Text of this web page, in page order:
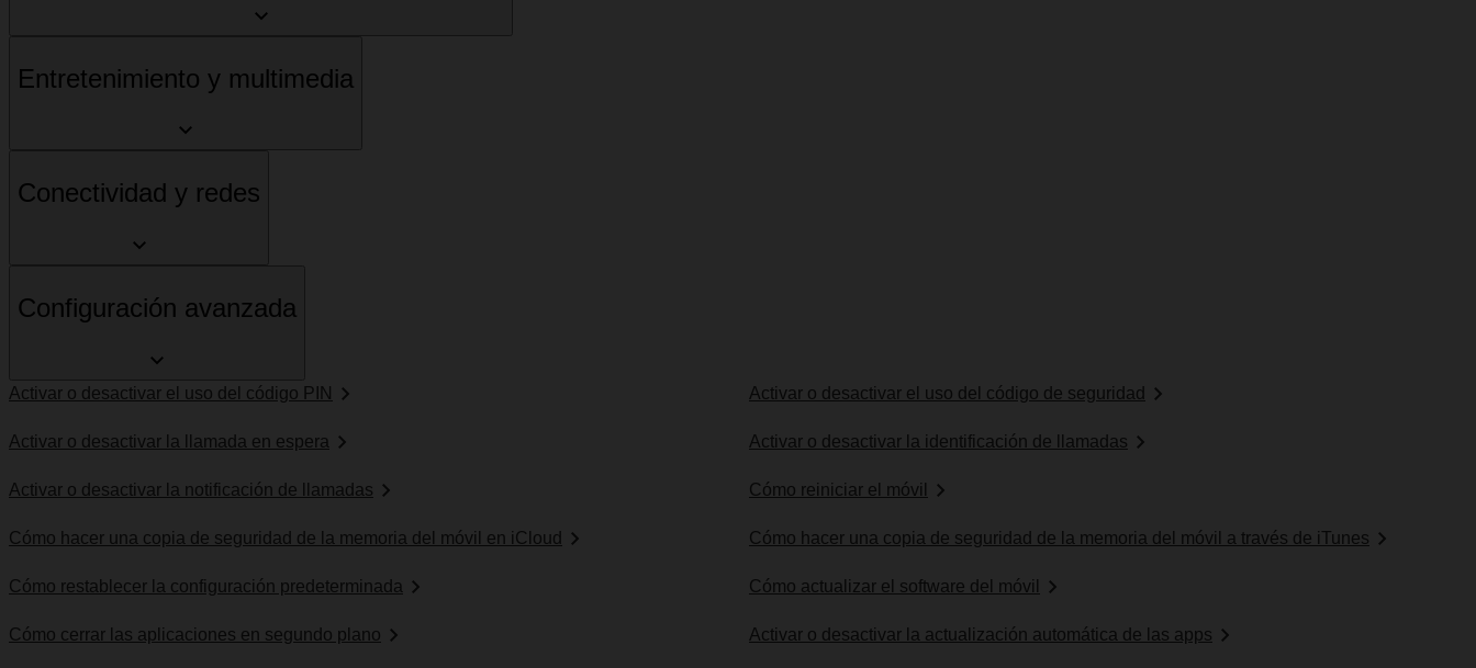
Entretenimiento y multimedia
Conectividad y redes
Configuración avanzada
Activar o desactivar el uso del código PIN Activar o desactivar el uso del código de seguridad
Activar o desactivar la llamada en espera Activar o desactivar la identificación de llamadas
Activar o desactivar la notificación de llamadas Cómo reiniciar el móvil
Cómo hacer una copia de seguridad de la memoria del móvil en iCloud Cómo hacer una copia de seguridad de la memoria del móvil a través de iTunes
Cómo restablecer la configuración predeterminada Cómo actualizar el software del móvil
Cómo cerrar las aplicaciones en segundo plano Activar o desactivar la actualización automática de las apps